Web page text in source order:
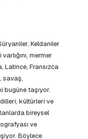
Keldaniler
mermer
Latince, Fransızca
savaş,
bugüne taşıyor.
kültürleri ve
bireysel
ve
Böylece